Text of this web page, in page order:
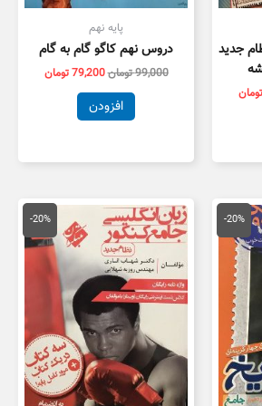
جدید
تومان
پایه نهم
دروس نهم کاگو گام به گام
99,000تومان79,200تومان
افزودن
-20%
110,000 تومان
قیمت
فعلی
88,000 تومان
است.
-20%
قیمت
اصلی
125,000 تومان
بود.
قیمت
فعلی
است.